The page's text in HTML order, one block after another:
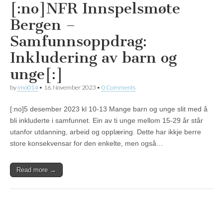
[:no]NFR Innspelsmøte
Bergen –
Samfunnsoppdrag:
Inkludering av barn og
unge[:]
by imo014• 16. November 2023 • 0 Comments
[:no]5 desember 2023 kl 10-13 Mange barn og unge slit med å
bli inkluderte i samfunnet. Ein av ti unge mellom 15-29 år står
utanfor utdanning, arbeid og opplæring. Dette har ikkje berre
store konsekvensar for den enkelte, men også…
Read more →